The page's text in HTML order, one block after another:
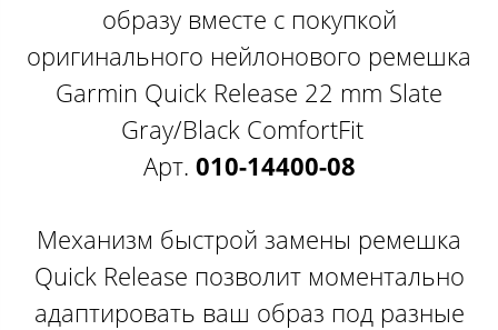
образу вместе с покупкой
оригинального нейлонового ремешка
Garmin Quick Release 22 mm Slate
Gray/Black ComfortFit
Арт. 010-14400-08
Механизм быстрой замены ремешка
Quick Release позволит моментально
адаптировать ваш образ под разные